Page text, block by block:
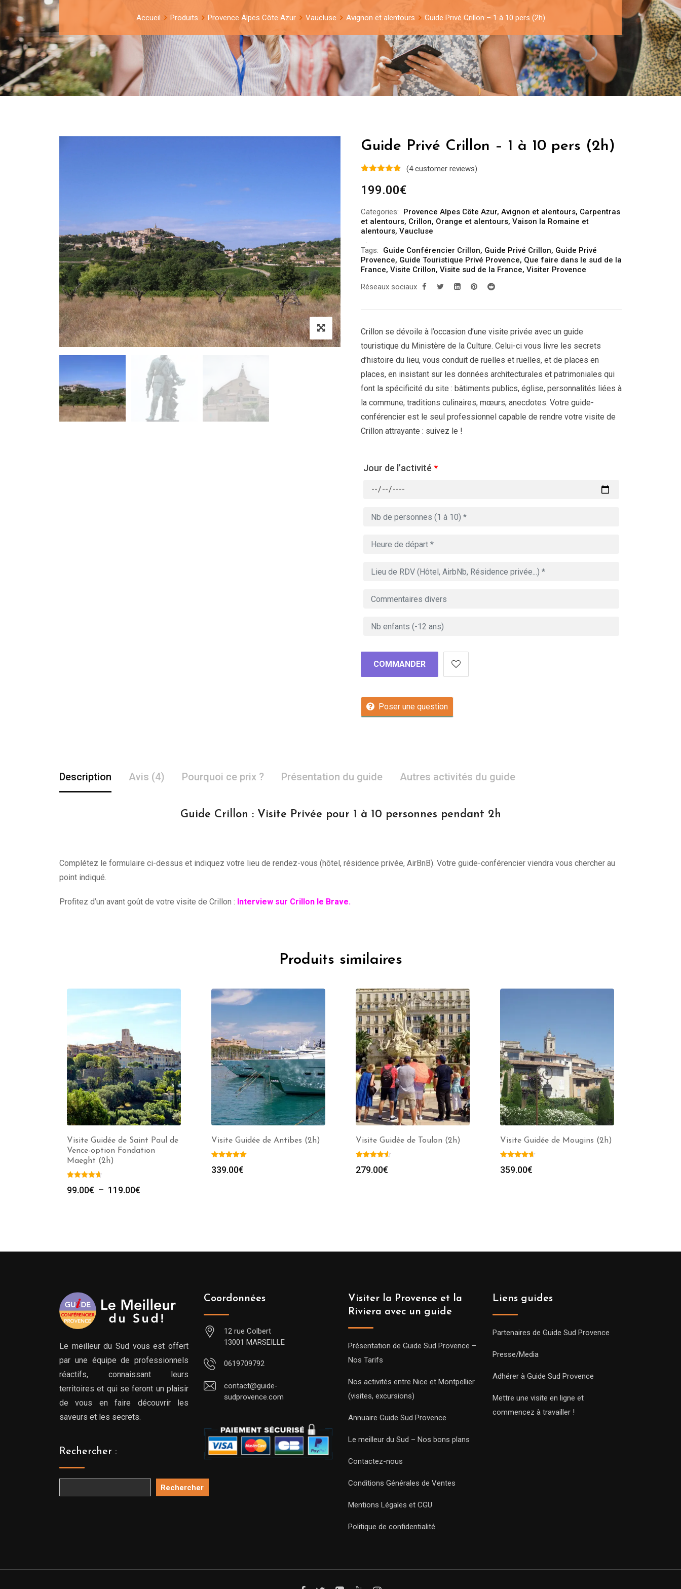
Accueil Produits Provence Alpes Côte Azur Vaucluse Avignon et alentours Guide Privé Crillon – 1 à 10 pers (2h)
Guide Privé Crillon – 1 à 10 pers (2h)
(4customer reviews)
199.00€
Categories: Provence Alpes Côte Azur, Avignon et alentours, Carpentras
et alentours, Crillon, Orange et alentours, Vaison la Romaine et
alentours, Vaucluse
Tags: Guide Conférencier Crillon, Guide Privé Crillon, Guide Privé
Provence, Guide Touristique Privé Provence, Que faire dans le sud de la
France, Visite Crillon, Visite sud de la France, Visiter Provence
Réseaux sociaux
Crillon se dévoile à l’occasion d’une visite privée avec un guide
touristique du Ministère de la Culture. Celui-ci vous livre les secrets
d’histoire du lieu, vous conduit de ruelles et ruelles, et de places en
places, en insistant sur les données architecturales et patrimoniales qui
font la spécificité du site : bâtiments publics, église, personnalités liées à
la commune, traditions culinaires, mœurs, anecdotes. Votre guide-
conférencier est le seul professionnel capable de rendre votre visite de
Crillon attrayante : suivez le !
Jour de l’activité *
COMMANDER
Poser une question
Description Avis (4) Pourquoi ce prix ? Présentation du guide Autres activités du guide
Guide Crillon : Visite Privée pour 1 à 10 personnes pendant 2h
Complétez le formulaire ci-dessus et indiquez votre lieu de rendez-vous (hôtel, résidence privée, AirBnB). Votre guide-conférencier viendra vous chercher au
point indiqué.
Profitez d’un avant goût de votre visite de Crillon : Interview sur Crillon le Brave.
Produits similaires
Visite Guidée de Saint Paul de
Vence-option Fondation
Maeght (2h)
99.00€ – 119.00€
Visite Guidée de Antibes (2h)
339.00€
Visite Guidée de Toulon (2h)
279.00€
Visite Guidée de Mougins (2h)
359.00€
Le meilleur du Sud vous est offert
par une équipe de professionnels
réactifs, connaissant leurs
territoires et qui se feront un plaisir
de vous en faire découvrir les
saveurs et les secrets.
Rechercher :
Rechercher
Coordonnées
12 rue Colbert
13001 MARSEILLE
0619709792
contact@guide-
sudprovence.com
Visiter la Provence et la
Riviera avec un guide
Présentation de Guide Sud Provence –
Nos Tarifs
Nos activités entre Nice et Montpellier
(visites, excursions)
Annuaire Guide Sud Provence
Le meilleur du Sud – Nos bons plans
Contactez-nous
Conditions Générales de Ventes
Mentions Légales et CGU
Politique de confidentialité
Liens guides
Partenaires de Guide Sud Provence
Presse/Media
Adhérer à Guide Sud Provence
Mettre une visite en ligne et
commencez à travailler !